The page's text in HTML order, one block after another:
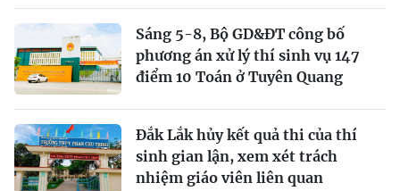
Sáng 5-8, Bộ GD&ĐT công bố
phương án xử lý thí sinh vụ 147
điểm 10 Toán ở Tuyên Quang
Đắk Lắk hủy kết quả thi của thí
sinh gian lận, xem xét trách
nhiệm giáo viên liên quan